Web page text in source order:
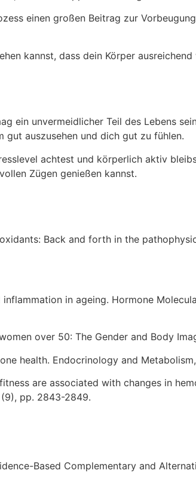
einen großen Beitrag zur
kannst, dass dein Körper
ein unvermeidlicher Teil des Lebens
gut auszusehen und dich gut zu fühlen.
achtest und körperlich aktiv
Zügen genießen kannst.
Back and forth in the
in ageing. Hormone
over 50: The Gender and Body
health. Endocrinology and
are associated with changes in
pp. 2843-2849.
Based Complementary and